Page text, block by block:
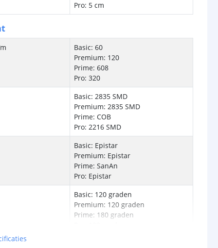
Pro: 5 cm
Basic: 60
Premium: 120
Prime: 608
Pro: 320
Basic: 2835 SMD
Premium: 2835 SMD
Prime: COB
Pro: 2216 SMD
Basic: Epistar
Premium: Epistar
Prime: SanAn
Pro: Epistar
Basic: 120 graden
Premium: 120 graden
Prime: 180 graden